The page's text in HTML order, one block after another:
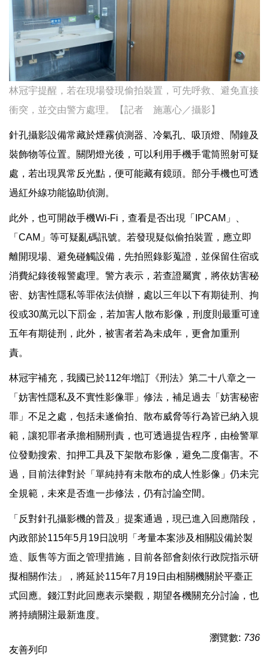
林冠宇提醒，若在現場發現偷拍裝置，可先呼救、避免直接
衝突，並交由警方處理。【記者 施蕙心／攝影】
針孔攝影設備常藏於煙霧偵測器、冷氣孔、吸頂燈、鬧鐘及
裝飾物等位置。關閉燈光後，可以利用手機手電筒照射可疑
處，若出現異常反光點，便可能藏有鏡頭。部分手機也可透
過紅外線功能協助偵測。
此外，也可開啟手機Wi-Fi，查看是否出現「IPCAM」、
「CAM」等可疑亂碼訊號。若發現疑似偷拍裝置，應立即
離開現場、避免碰觸設備，先拍照錄影蒐證，並保留住宿或
消費紀錄後報警處理。警方表示，若查證屬實，將依妨害秘
密、妨害性隱私等罪依法偵辦，處以三年以下有期徒刑、拘
役或30萬元以下罰金，若加害人散布影像，刑度則最重可達
五年有期徒刑，此外，被害者若為未成年，更會加重刑
責。
林冠宇補充，我國已於112年增訂《刑法》第二十八章之一
「妨害性隱私及不實性影像罪」修法，補足過去「妨害秘密
罪」不足之處，包括未遂偷拍、散布威脅等行為皆已納入規
範，讓犯罪者承擔相關刑責，也可透過提告程序，由檢警單
位發動搜索、扣押工具及下架散布影像，避免二度傷害。不
過，目前法律對於「單純持有未散布的成人性影像」仍未完
全規範，未來是否進一步修法，仍有討論空間。
「反對針孔攝影機的普及」提案通過，現已進入回應階段，
內政部於115年5月19日說明「考量本案涉及相關設備於製
造、販售等方面之管理措施，目前各部會刻依行政院指示研
擬相關作法」，將延於115年7月19日由相關機關於平臺正
式回應。錢江對此回應表示樂觀，期望各機關充分討論，也
將持續關注最新進度。
瀏覽數: 736
友善列印